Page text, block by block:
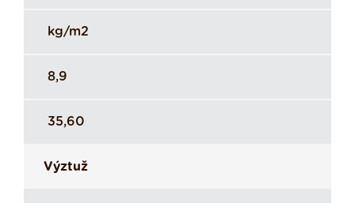
kg/m2
8,9
35,60
Výztuž